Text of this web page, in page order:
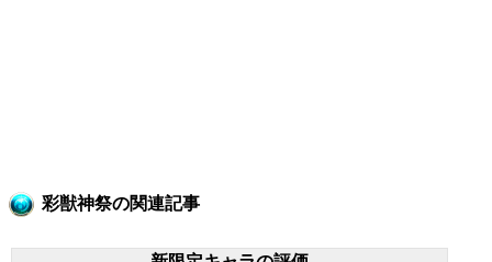
彩獣神祭の関連記事